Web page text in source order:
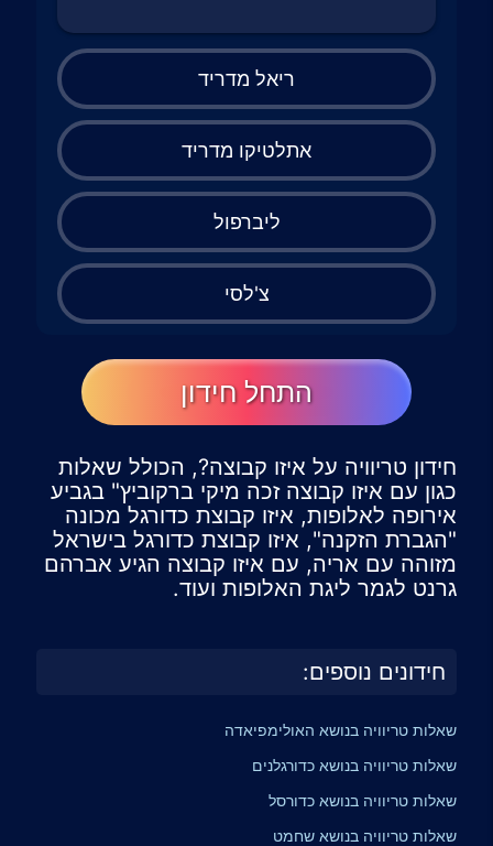
ריאל מדריד
אתלטיקו מדריד
ליברפול
צ'לסי
התחל חידון
חידון טריוויה על איזו קבוצה?, הכולל שאלות
כגון עם איזו קבוצה זכה מיקי ברקוביץ" בגביע
אירופה לאלופות, איזו קבוצת כדורגל מכונה
"הגברת הזקנה", איזו קבוצת כדורגל בישראל
מזוהה עם אריה, עם איזו קבוצה הגיע אברהם
גרנט לגמר ליגת האלופות ועוד.
חידונים נוספים:
שאלות טריוויה בנושא האולימפיאדה
שאלות טריוויה בנושא כדורגלנים
שאלות טריוויה בנושא כדורסל
שאלות טריוויה בנושא שחמט